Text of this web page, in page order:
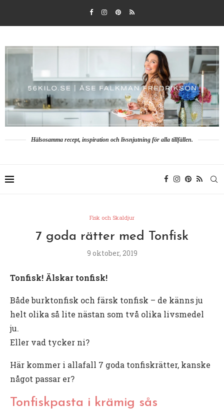
Hälsosamma recept, inspiration och livsnjutning för alla tillfällen.
Fisk och Skaldjur
7 goda rätter med Tonfisk
9 oktober, 2019
Tonfisk! Älskar tonfisk!
Både burktonfisk och färsk tonfisk – de känns ju
helt olika så lite nästan som två olika livsmedel
ju.
Eller vad tycker ni?
Här kommer i allafall 7 goda tonfiskrätter, kanske
något passar er?
Tonfiskpasta i krämig sås